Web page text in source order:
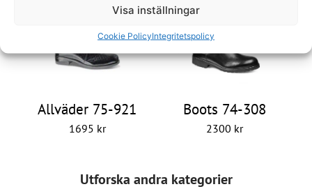
Visa inställningar
Cookie PolicyIntegritetspolicy
Boots 74-308
2300 kr
Allväder 75-921
1695 kr
Utforska andra kategorier